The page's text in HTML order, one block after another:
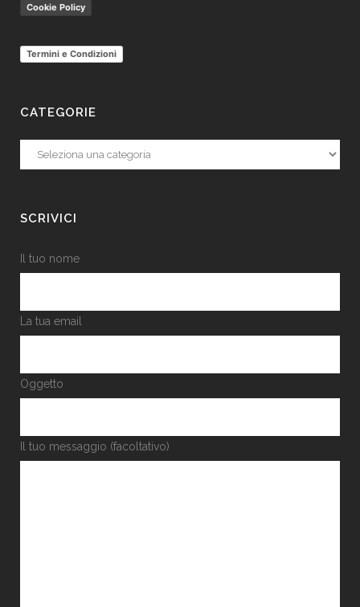
Cookie Policy
Termini e Condizioni
CATEGORIE
Categorie
SCRIVICI
Il tuo nome
La tua email
Oggetto
Il tuo messaggio (facoltativo)